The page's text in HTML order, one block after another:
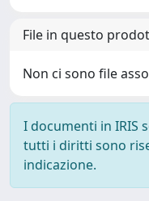
File in questo
Non ci sono file
I documenti in IRIS
tutti i diritti sono
indicazione.